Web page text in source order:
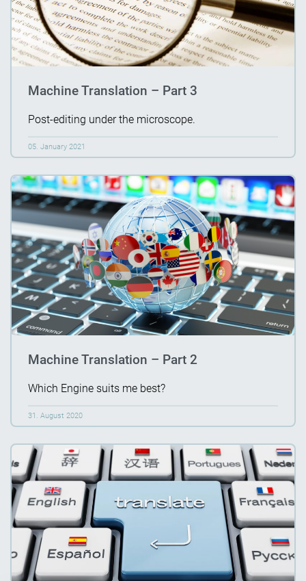
Machine Translation – Part 3
Post-editing under the microscope.
05. January 2021
Machine Translation – Part 2
Which Engine suits me best?
31. August 2020